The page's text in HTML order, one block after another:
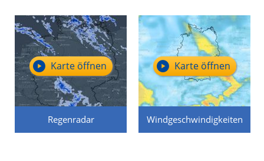
Regenradar
Karte öffnen
Windgeschwindigkeiten
Karte öffnen